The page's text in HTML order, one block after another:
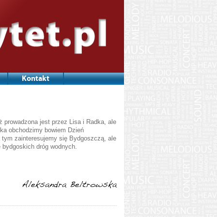
Kontakt
prowadzona jest przez Lisa i Radka, ale
obchodzimy bowiem Dzień
zainteresujemy się Bydgoszczą, ale
dróg wodnych.
Aleksandra Beltrowska